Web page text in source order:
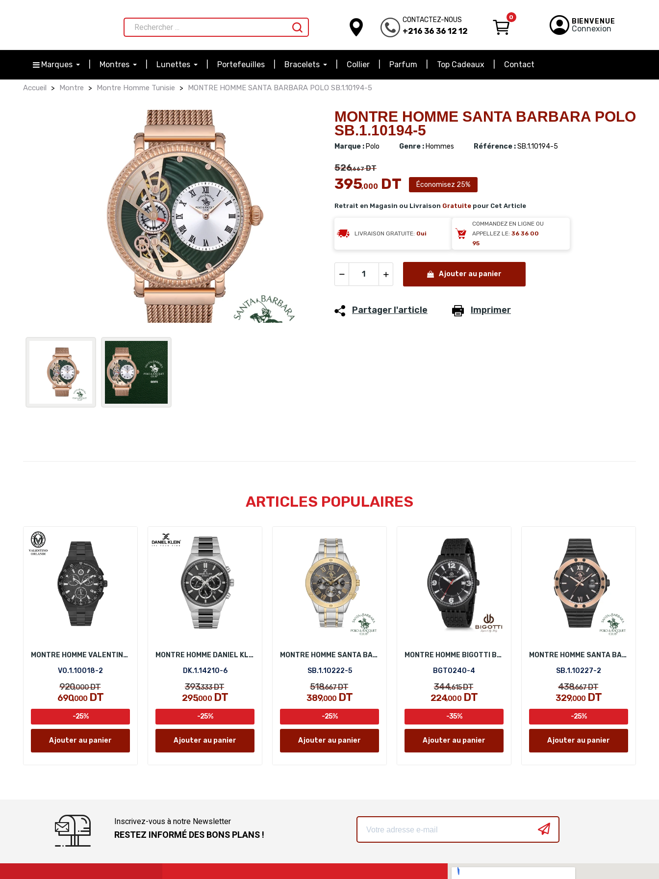
CONTACTEZ-NOUS
+216 36 36 12 12
0 BIENVENUE
Connexion
Marques Montres Lunettes Portefeuilles Bracelets Collier Parfum Top Cadeaux Contact
Accueil Montre Montre Homme Tunisie MONTRE HOMME SANTA BARBARA POLO SB.1.10194-5
MONTRE HOMME SANTA BARBARA POLO
SB.1.10194-5
Marque : Polo Genre : Hommes Référence :SB.1.10194-5
526,667DT
395,000 DT Économisez 25%
Retrait en Magasin ou Livraison Gratuite pour Cet Article
LIVRAISON GRATUITE: Oui
COMMANDEZ EN LIGNE OU
APPELLEZ LE: 36 36 00
95
Ajouter au panier
Partager l'article Imprimer
ARTICLES POPULAIRES
MONTRE HOMME VALENTINO ORLANDI VO.1.10018-2
VO.1.10018-2
920,000DT
690,000 DT
-25%
Ajouter au panier
MONTRE HOMME DANIEL KLEIN DK.1.14210-6
DK.1.14210-6
393,333DT
295,000DT
-25%
Ajouter au panier
MONTRE HOMME SANTA BARBARA POLO SB.1.10222-5
SB.1.10222-5
518,667DT
389,000 DT
-25%
Ajouter au panier
MONTRE HOMME BIGOTTI BGT0240-4
BGT0240-4
344,615DT
224,000DT
-35%
Ajouter au panier
MONTRE HOMME SANTA BARBARA POLO SB.1.10227-2
SB.1.10227-2
438,667DT
329,000 DT
-25%
Ajouter au panier
Inscrivez-vous à notre Newsletter
RESTEZ INFORMÉ DES BONS PLANS !